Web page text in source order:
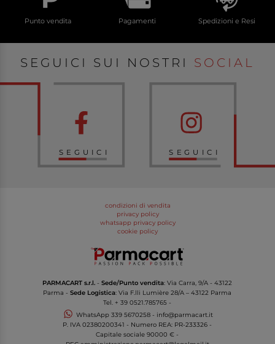
Punto vendita Pagamenti Spedizioni e Resi
SEGUICI SUI NOSTRI SOCIAL
SEGUICI SEGUICI
condizioni di vendita
privacy policy
whatsapp privacy policy
cookie policy
PARMACART s.r.l. -Sede/Punto vendita: Via Carra, 9/A - 43122
Parma -Sede Logistica: Via F.lli Lumière 28/A – 43122 Parma
Tel. + 39 0521.785765 -
WhatsApp 339 5670258- info@parmacart.it
P. IVA02380200341 - Numero REA: PR-233326 -
Capitale sociale 90000 € -